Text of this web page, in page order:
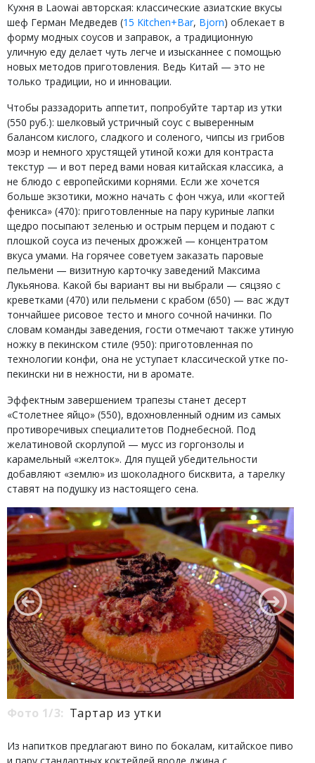
Кухня в Laowai авторская: классические азиатские вкусы
шеф Герман Медведев (15 Kitchen+Bar, Bjorn) облекает в
форму модных соусов и заправок, а традиционную
уличную еду делает чуть легче и изысканнее с помощью
новых методов приготовления. Ведь Китай — это не
только традиции, но и инновации.
Чтобы раззадорить аппетит, попробуйте тартар из утки
(550 руб.): шелковый устричный соус с выверенным
балансом кислого, сладкого и соленого, чипсы из грибов
моэр и немного хрустящей утиной кожи для контраста
текстур — и вот перед вами новая китайская классика, а
не блюдо с европейскими корнями. Если же хочется
больше экзотики, можно начать с фон чжуа, или «когтей
феникса» (470): приготовленные на пару куриные лапки
щедро посыпают зеленью и острым перцем и подают с
плошкой соуса из печеных дрожжей — концентратом
вкуса умами. На горячее советуем заказать паровые
пельмени — визитную карточку заведений Максима
Лукьянова. Какой бы вариант вы ни выбрали — сяцзяо с
креветками (470) или пельмени с крабом (650) — вас ждут
тончайшее рисовое тесто и много сочной начинки. По
словам команды заведения, гости отмечают также утиную
ножку в пекинском стиле (950): приготовленная по
технологии конфи, она не уступает классической утке по-
пекински ни в нежности, ни в аромате.
Эффектным завершением трапезы станет десерт
«Столетнее яйцо» (550), вдохновленный одним из самых
противоречивых специалитетов Поднебесной. Под
желатиновой скорлупой — мусс из горгонзолы и
карамельный «желток». Для пущей убедительности
добавляют «землю» из шоколадного бисквита, а тарелку
ставят на подушку из настоящего сена.
Фото 1/3: Тартар из утки
Из напитков предлагают вино по бокалам, китайское пиво